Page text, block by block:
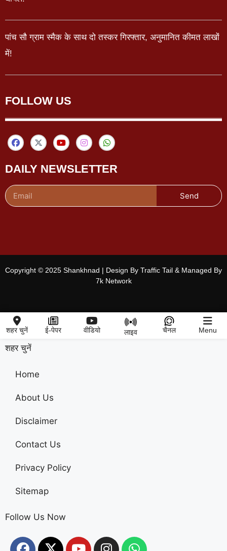
पांच सौ ग्राम स्मैक के साथ दो तस्कर गिरफ्तार, अनुमानित कीमत लाखों
में!
FOLLOW US
DAILY NEWSLETTER
Send
Copyright © 2025 Shankhnad | Design By Traffic Tail & Managed By
7k Network
शहर चुनें ई-पेपर वीडियो लाइव चैनल Menu
शहर चुनें
Home
About Us
Disclaimer
Contact Us
Privacy Policy
Sitemap
Follow Us Now